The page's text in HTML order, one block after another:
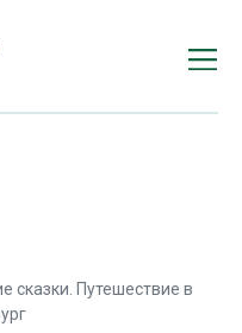
сказки. Путешествие в